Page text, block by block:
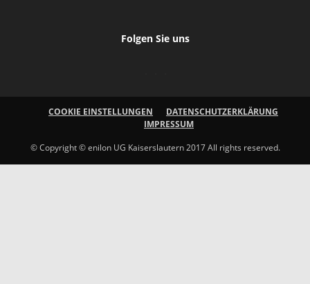
Folgen Sie uns
COOKIE EINSTELLUNGEN
DATENSCHUTZERKLÄRUNG
IMPRESSUM
© Copyright © enilon UG Kaiserslautern 2017 All rights reserved.